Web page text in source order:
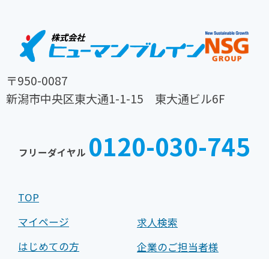
〒950-0087
新潟市中央区東大通1-1-15 東大通ビル6F
242-
242-
フリーダイヤル 0120-030-745
TOP
マイページ
はじめての方
求人検索
企業のご担当者様